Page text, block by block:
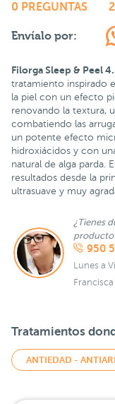
0 PREGUNTAS
Envíalo por:
Filorga Sleep & Peel
tratamiento inspirado
la piel con un efecto
renovando la textura,
combatiendo las
un potente efecto
hidroxiácidos y con
natural de alga parda.
resultados desde la
ultrasuave y muy
¿Tienes
950
Lunes a
Tratamientos
ANTIEDAD -